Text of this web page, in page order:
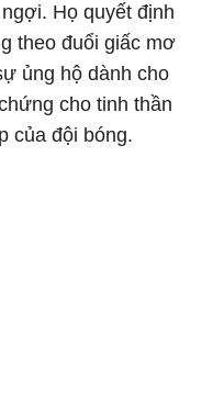
Họ quyết định
theo đuổi giấc mơ
ủng hộ dành cho
cho tinh thần
của đội bóng.